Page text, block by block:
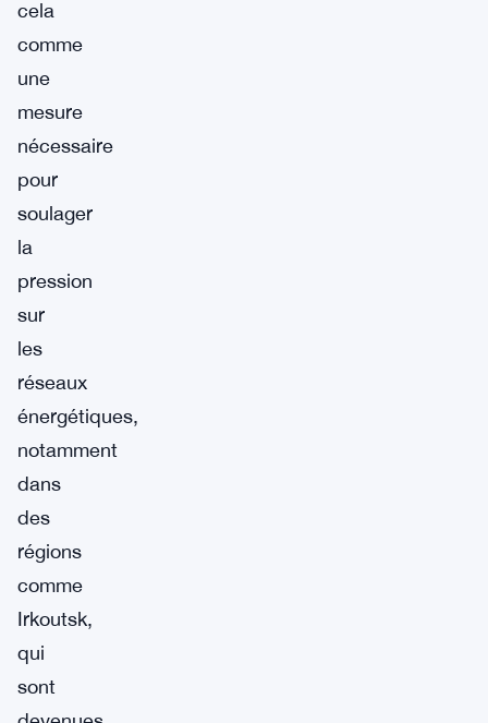
cela
comme
une
mesure
nécessaire
pour
soulager
la
pression
sur
les
réseaux
énergétiques,
notamment
dans
des
régions
comme
Irkoutsk,
qui
sont